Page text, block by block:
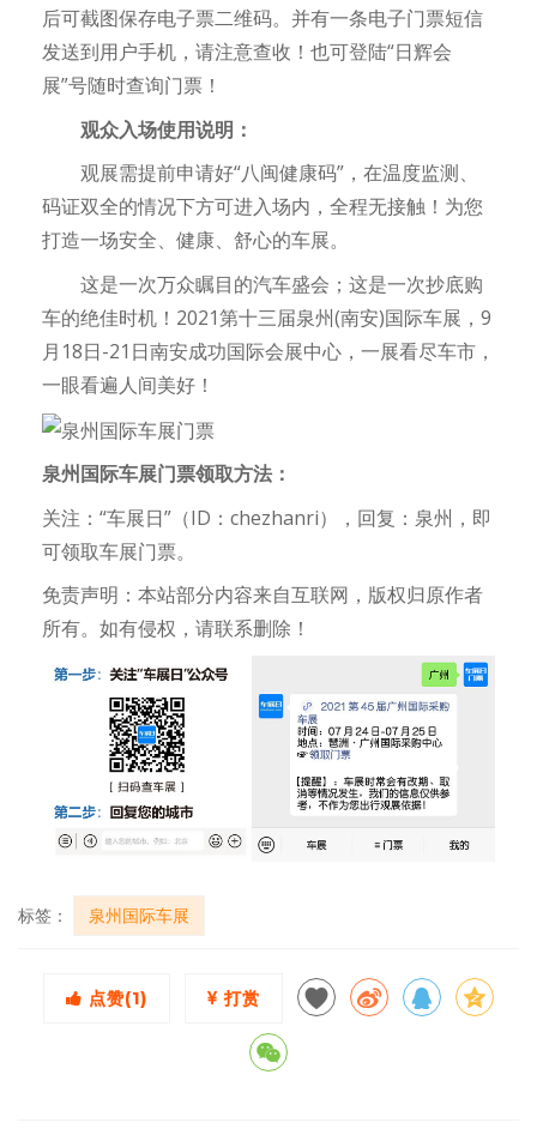
后可截图保存电子票二维码。并有一条电子门票短信
发送到用户手机，请注意查收！也可登陆“日辉会
展”号随时查询门票！
观众入场使用说明：
观展需提前申请好“八闽健康码”，在温度监测、
码证双全的情况下方可进入场内，全程无接触！为您
打造一场安全、健康、舒心的车展。
这是一次万众瞩目的汽车盛会；这是一次抄底购
车的绝佳时机！2021第十三届泉州(南安)国际车展，9
月18日-21日南安成功国际会展中心，一展看尽车市，
一眼看遍人间美好！
泉州国际车展门票领取方法：
关注：“车展日”（ID：chezhanri），回复：泉州，即
可领取车展门票。
免责声明：本站部分内容来自互联网，版权归原作者
所有。如有侵权，请联系删除！
标签： 泉州国际车展
点赞(1) 打赏